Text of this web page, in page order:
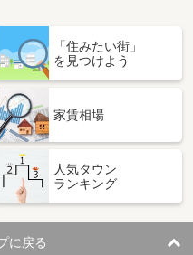
川郡大和町吉岡字道下
城市下馬３
「住みたい街」
を見つけよう
家賃相場
人気タウン
ランキング
に戻る